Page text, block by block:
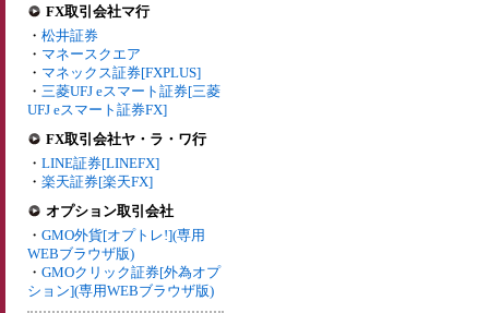
FX取引会社マ行
・ 松井証券
・ マネースクエア
・ マネックス証券[FXPLUS]
・ 三菱UFJ eスマート証券[三菱
UFJ eスマート証券FX]
FX取引会社ヤ・ラ・ワ行
・ LINE証券[LINEFX]
・ 楽天証券[楽天FX]
オプション取引会社
・ GMO外貨[オプトレ!](専用
WEBブラウザ版)
・ GMOクリック証券[外為オプ
ション](専用WEBブラウザ版)